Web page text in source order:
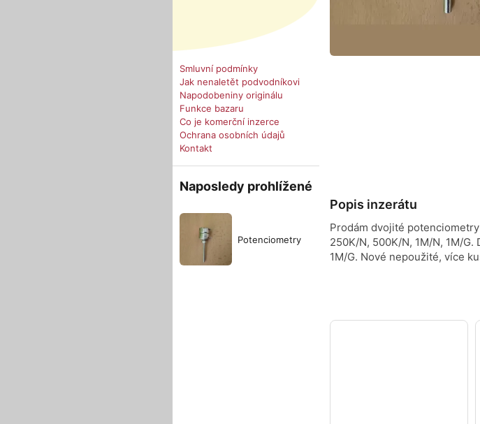
Smluvní podmínky
Jak nenaletět podvodníkovi
Napodobeniny originálu
Funkce bazaru
Co je komerční inzerce
Ochrana osobních údajů
Kontakt
Naposledy prohlížené
Potenciometry
Popis inzerátu
Prodám dvojité
250K/N, 500K/N, 1M/N, 1M/G.
1M/G. Nové nepoužité, více